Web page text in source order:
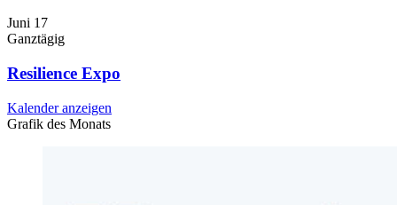
Juni 17
Ganztägig
Resilience Expo
Kalender anzeigen
Grafik des Monats